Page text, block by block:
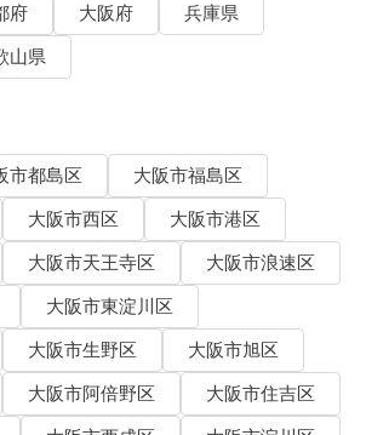
府 大阪府
兵庫県
山県
市都島区
大阪市福島区
大阪市西区
大阪市港区
大阪市天王寺区
大阪市浪速区
大阪市東淀川区
大阪市生野区
大阪市旭区
大阪市阿倍野区
大阪市住吉区